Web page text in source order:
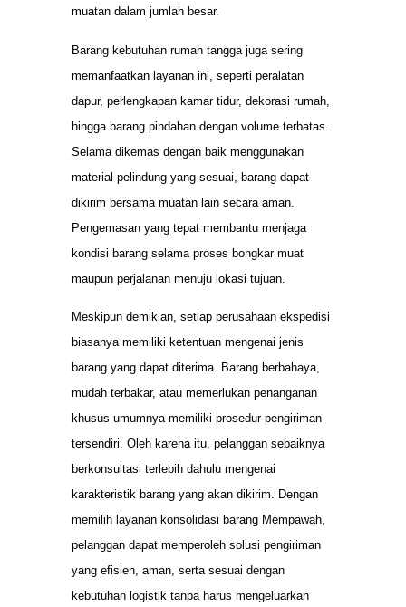
muatan dalam jumlah besar.
Barang kebutuhan rumah tangga juga sering
memanfaatkan layanan ini, seperti peralatan
dapur, perlengkapan kamar tidur, dekorasi rumah,
hingga barang pindahan dengan volume terbatas.
Selama dikemas dengan baik menggunakan
material pelindung yang sesuai, barang dapat
dikirim bersama muatan lain secara aman.
Pengemasan yang tepat membantu menjaga
kondisi barang selama proses bongkar muat
maupun perjalanan menuju lokasi tujuan.
Meskipun demikian, setiap perusahaan ekspedisi
biasanya memiliki ketentuan mengenai jenis
barang yang dapat diterima. Barang berbahaya,
mudah terbakar, atau memerlukan penanganan
khusus umumnya memiliki prosedur pengiriman
tersendiri. Oleh karena itu, pelanggan sebaiknya
berkonsultasi terlebih dahulu mengenai
karakteristik barang yang akan dikirim. Dengan
memilih layanan konsolidasi barang Mempawah,
pelanggan dapat memperoleh solusi pengiriman
yang efisien, aman, serta sesuai dengan
kebutuhan logistik tanpa harus mengeluarkan